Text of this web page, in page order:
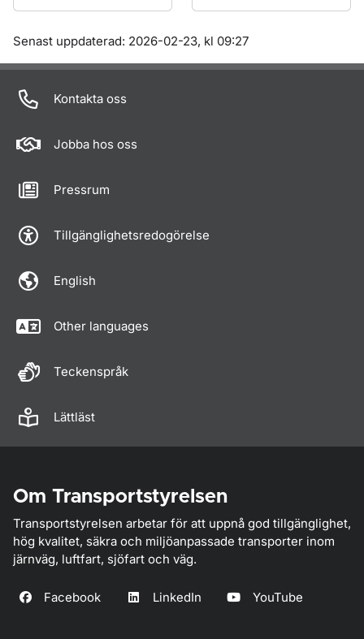
Om sidan
Senast uppdaterad: 2026-02-23, kl 09:27
Kontakta oss
Jobba hos oss
Pressrum
Tillgänglighetsredogörelse
English
Other languages
Teckenspråk
Lättläst
Om Transportstyrelsen
Transportstyrelsen arbetar för att uppnå god tillgänglighet,
hög kvalitet, säkra och miljöanpassade transporter inom
järnväg, luftfart, sjöfart och väg.
Facebook LinkedIn YouTube